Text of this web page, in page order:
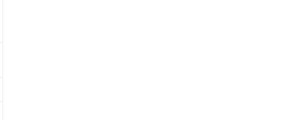
なる場合があることをご了承くださ
様担当のオムロン制御機器販売店・
洩または開示しないようお願いしま
は、I-Webメンバーズにご登録され
いて、当社および当社の共同利用者
います。
す。
臭化ジフェニルエーテル類) : 1000ppm、
タル酸ブチルベンジル) : 1000ppm、
ます。
はその他武器並びにこれらの製造装
おそれがある場合は、取り引きをい
たはお客様担当のオムロン制御